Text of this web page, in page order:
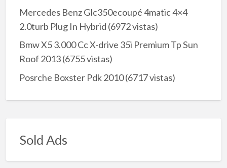
Mercedes Benz Glc350ecoupé 4matic 4×4
2.0turb Plug In Hybrid (6972 vistas)
Bmw X5 3.000 Cc X-drive 35i Premium Tp Sun
Roof 2013(6755 vistas)
Posrche Boxster Pdk 2010(6717 vistas)
Sold Ads